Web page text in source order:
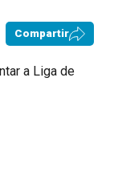
Compartir